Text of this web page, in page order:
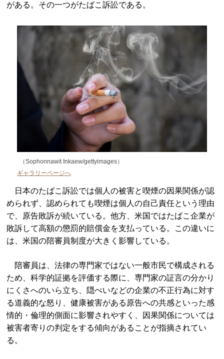
がある。その一つがたばこ訴訟である。
（Sophonnawit Inkaew/gettyimages）
ギャラリーページへ
日本のたばこ訴訟では個人の被害と喫煙の因果関係が認
められず、認められても喫煙は個人の自己責任という理由
で、原告敗訴が続いている。他方、米国ではたばこ企業が
敗訴して高額の懲罰的賠償金を支払っている。この違いに
は、米国の陪審員制度が大きく影響している。
陪審員は、法律の専門家ではない一般市民で構成される
ため、科学的証拠を評価する際に、専門家の証言の分かり
にくさへのいら立ち、隠ぺいなどの企業の不正行為に対す
る道義的な怒り、健康被害がある原告への共感といった感
情的・倫理的側面に影響されやすく、因果関係については
被害者寄りの判定をする傾向があることが指摘されてい
る。